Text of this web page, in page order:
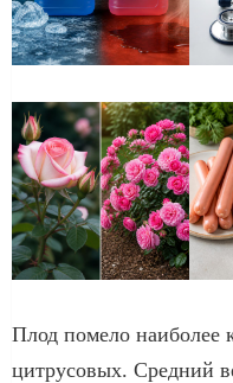
Плод помело наиболее
цитрусовых. Средний